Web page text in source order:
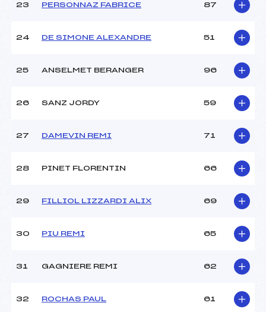
23 PERSONNAZ FABRICE 87
24 DE SIMONE ALEXANDRE 51
25 ANSELMET BERANGER 96
26 SANZ JORDY 59
27 DAMEVIN REMI 71
28 PINET FLORENTIN 66
29 FILLIOL LIZZARDI ALIX 69
30 PIU REMI 65
31 GAGNIERE REMI 62
32 ROCHAS PAUL 61